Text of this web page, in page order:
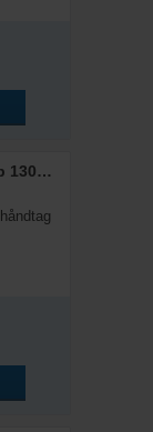
Tandspartel Softgrip 130x280x6mm